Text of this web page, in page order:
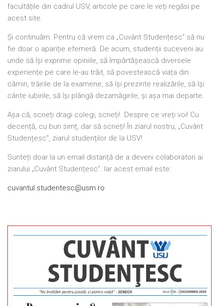
facultățile din cadrul USV, articole pe care le veți regăsi pe
acest site.
Și continuăm. Pentru că vrem ca „Cuvânt Studențesc” să nu
fie doar o apariție efemeră. De acum, studenții suceveni au
unde să își exprime opiniile, să împărtășească diversele
experiențe pe care le-au trăit, să povestească viața din
cămin, trăirile de la examene, să își prezinte realizările, să își
cânte iubirile, să își plângă dezamăgirile, și așa mai departe.
Așa că, scrieți dragi colegi, scrieți! Despre ce vreți voi! Cu
decență, cu bun simț, dar să scrieți! În ziarul nostru, „Cuvânt
Studențesc”, ziarul studenților de la USV!
Sunteți doar la un email distanță de a deveni colaboratori ai
ziarului „Cuvânt Studențesc”. Iar acest email este:
cuvantul.studentesc@usm.ro